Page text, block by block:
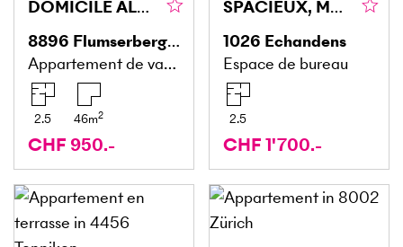
DOMICILE ALPIN ENSOLEILLÉ AVEC VUE PANORAMIQUE
8896 Flumserberg Bergheim
Appartement de vacances
2.5 46m2
CHF 950.-
SPACIEUX, MODERNES ET MODULABLES
1026 Echandens
Espace de bureau
2.5
CHF 1'700.-